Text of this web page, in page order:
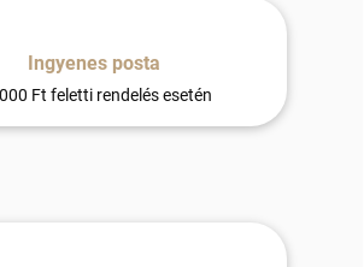
Ingyenes posta
Ft feletti rendelés esetén